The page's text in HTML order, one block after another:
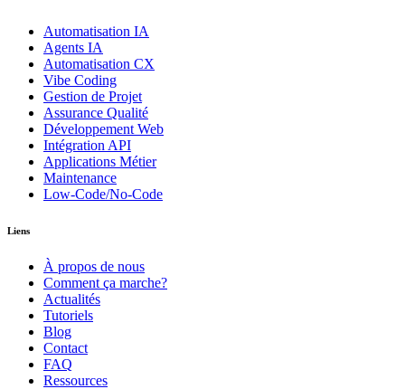
Automatisation IA
Agents IA
Automatisation CX
Vibe Coding
Gestion de Projet
Assurance Qualité
Développement Web
Intégration API
Applications Métier
Maintenance
Low-Code/No-Code
Liens
À propos de nous
Comment ça marche?
Actualités
Tutoriels
Blog
Contact
FAQ
Ressources